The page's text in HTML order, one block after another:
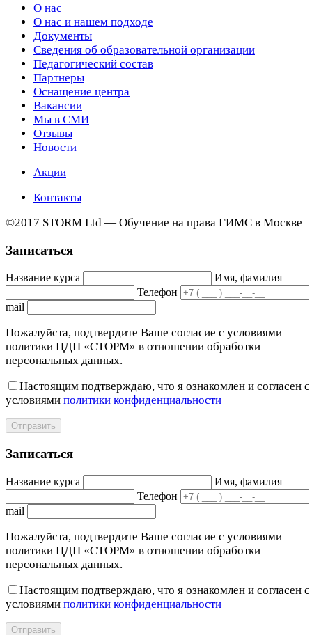
О нас
О нас и нашем подходе
Документы
Сведения об образовательной организации
Педагогический состав
Партнеры
Оснащение центра
Вакансии
Мы в СМИ
Отзывы
Новости
Акции
Контакты
©2017 STORM Ltd — Обучение на права ГИМС в Москве
Записаться
Название курса
Имя, фамилия
Телефон
mail
Пожалуйста, подтвердите Ваше согласие с условиями
политики ЦДП «СТОРМ» в отношении обработки
персональных данных.
Настоящим подтверждаю, что я ознакомлен и согласен с
условиями политики конфиденциальности
Отправить
Записаться
Название курса
Имя, фамилия
Телефон
mail
Пожалуйста, подтвердите Ваше согласие с условиями
политики ЦДП «СТОРМ» в отношении обработки
персональных данных.
Настоящим подтверждаю, что я ознакомлен и согласен с
условиями политики конфиденциальности
Отправить